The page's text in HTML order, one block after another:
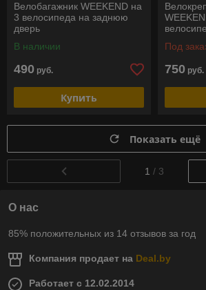
Велобагажник WEEKEND на
3 велосипеда на заднюю
дверь
В наличии
490 руб.
Купить
Под
750 руб.
Показать ещё
1 / 3
О нас
85% положительных из 14 отзывов за год
Компания продает на Deal.by
Работает с 12.02.2014